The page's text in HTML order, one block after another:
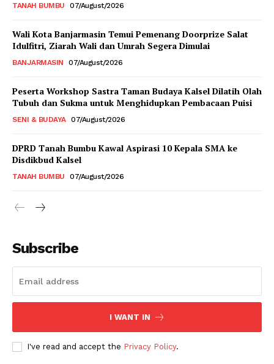
TANAH BUMBU 07/August/2026
Wali Kota Banjarmasin Temui Pemenang Doorprize Salat
Idulfitri, Ziarah Wali dan Umrah Segera Dimulai
BANJARMASIN 07/August/2026
Peserta Workshop Sastra Taman Budaya Kalsel Dilatih Olah
Tubuh dan Sukma untuk Menghidupkan Pembacaan Puisi
SENI & BUDAYA 07/August/2026
DPRD Tanah Bumbu Kawal Aspirasi 10 Kepala SMA ke
Disdikbud Kalsel
TANAH BUMBU 07/August/2026
Subscribe
I WANT IN
I've read and accept the Privacy Policy.